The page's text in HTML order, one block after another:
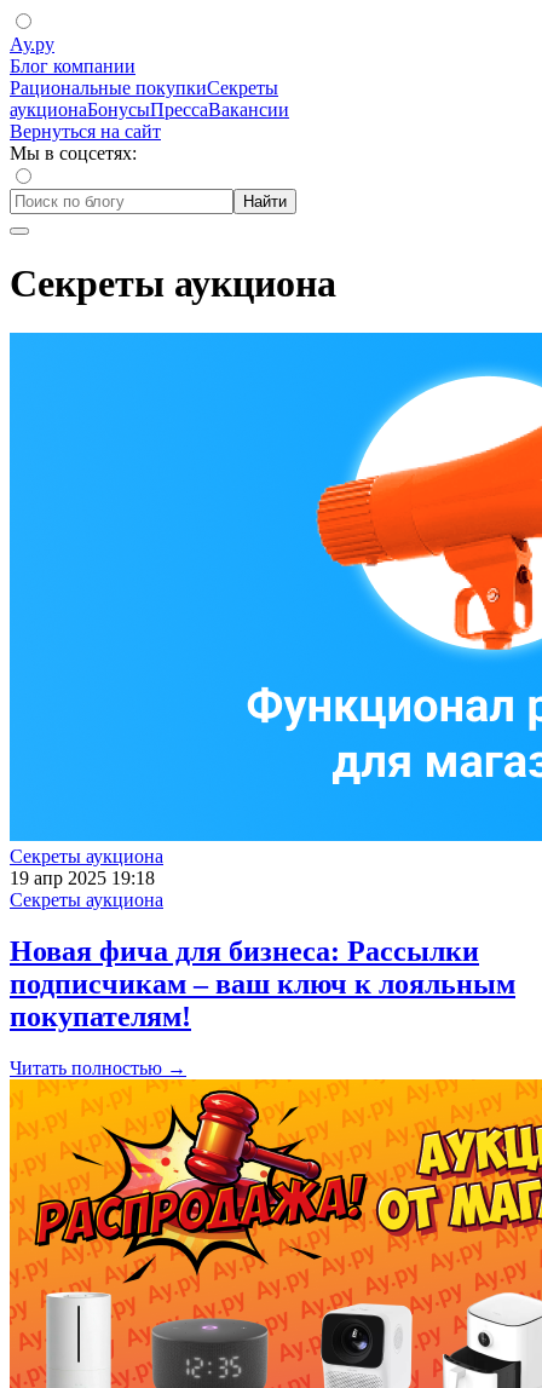
Ау.ру
Блог компании
Рациональные покупкиСекреты
аукционаБонусыПрессаВакансии
Вернуться на сайт
Мы в соцсетях:
Найти
Секреты аукциона
Секреты аукциона
19 апр 2025 19:18
Секреты аукциона
Новая фича для бизнеса: Рассылки
подписчикам – ваш ключ к лояльным
покупателям!
Читать полностью →